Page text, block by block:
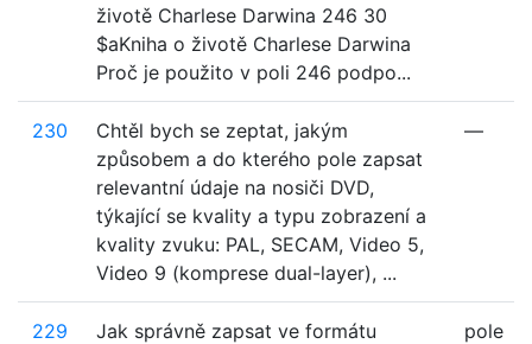
životě Charlese Darwina 246 30
$aKniha o životě Charlese Darwina
Proč je použito v poli 246 podpo...
230
Chtěl bych se zeptat, jakým
způsobem a do kterého pole zapsat
relevantní údaje na nosiči DVD,
týkající se kvality a typu zobrazení a
kvality zvuku: PAL, SECAM, Video 5,
Video 9 (komprese dual-layer), ...
—
229
Jak správně zapsat ve formátu
pole